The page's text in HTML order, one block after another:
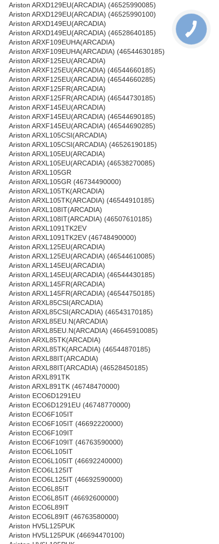
Ariston ARXD129EU(ARCADIA) (46525990085)
Ariston ARXD129EU(ARCADIA) (46525990100)
Ariston ARXD149EU(ARCADIA)
Ariston ARXD149EU(ARCADIA) (46528640185)
Ariston ARXF109EUHA(ARCADIA)
Ariston ARXF109EUHA(ARCADIA) (46544630185)
Ariston ARXF125EU(ARCADIA)
Ariston ARXF125EU(ARCADIA) (46544660185)
Ariston ARXF125EU(ARCADIA) (46544660285)
Ariston ARXF125FR(ARCADIA)
Ariston ARXF125FR(ARCADIA) (46544730185)
Ariston ARXF145EU(ARCADIA)
Ariston ARXF145EU(ARCADIA) (46544690185)
Ariston ARXF145EU(ARCADIA) (46544690285)
Ariston ARXL105CSI(ARCADIA)
Ariston ARXL105CSI(ARCADIA) (46526190185)
Ariston ARXL105EU(ARCADIA)
Ariston ARXL105EU(ARCADIA) (46538270085)
Ariston ARXL105GR
Ariston ARXL105GR (46734490000)
Ariston ARXL105TK(ARCADIA)
Ariston ARXL105TK(ARCADIA) (46544910185)
Ariston ARXL108IT(ARCADIA)
Ariston ARXL108IT(ARCADIA) (46507610185)
Ariston ARXL1091TK2EV
Ariston ARXL1091TK2EV (46748490000)
Ariston ARXL125EU(ARCADIA)
Ariston ARXL125EU(ARCADIA) (46544610085)
Ariston ARXL145EU(ARCADIA)
Ariston ARXL145EU(ARCADIA) (46544430185)
Ariston ARXL145FR(ARCADIA)
Ariston ARXL145FR(ARCADIA) (46544750185)
Ariston ARXL85CSI(ARCADIA)
Ariston ARXL85CSI(ARCADIA) (46543170185)
Ariston ARXL85EU.N(ARCADIA)
Ariston ARXL85EU.N(ARCADIA) (46645910085)
Ariston ARXL85TK(ARCADIA)
Ariston ARXL85TK(ARCADIA) (46544870185)
Ariston ARXL88IT(ARCADIA)
Ariston ARXL88IT(ARCADIA) (46528450185)
Ariston ARXL891TK
Ariston ARXL891TK (46748470000)
Ariston ECO6D1291EU
Ariston ECO6D1291EU (46748770000)
Ariston ECO6F105IT
Ariston ECO6F105IT (46692220000)
Ariston ECO6F109IT
Ariston ECO6F109IT (46763590000)
Ariston ECO6L105IT
Ariston ECO6L105IT (46692240000)
Ariston ECO6L125IT
Ariston ECO6L125IT (46692590000)
Ariston ECO6L85IT
Ariston ECO6L85IT (46692600000)
Ariston ECO6L89IT
Ariston ECO6L89IT (46763580000)
Ariston HV5L125PUK
Ariston HV5L125PUK (46694470100)